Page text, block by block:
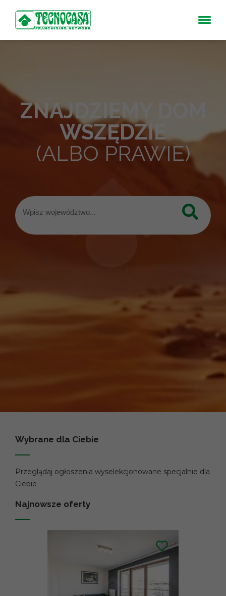
ZNAJDZIEMY DOM
WSZĘDZIE
(ALBO PRAWIE)
Wybrane dla Ciebie
Przeglądaj ogłoszenia wyselekcjonowane specjalnie dla
Ciebie
Najnowsze oferty